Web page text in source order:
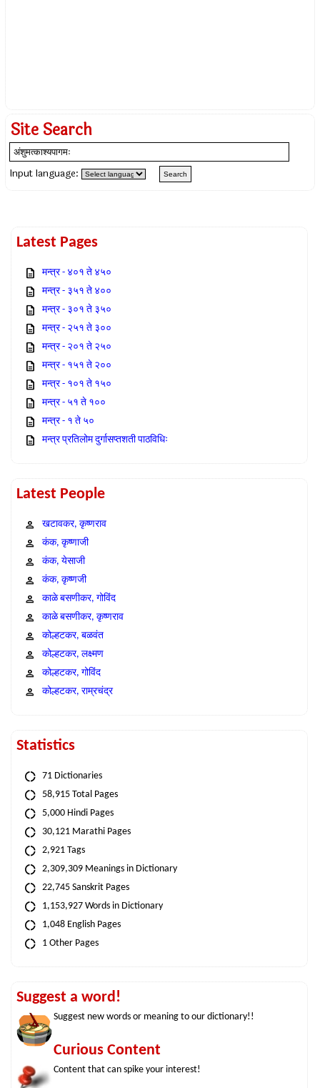
Site Search
Input language:
Latest Pages
मन्त्र - ४०१ ते ४५०
मन्त्र - ३५१ ते ४००
मन्त्र - ३०१ ते ३५०
मन्त्र - २५१ ते ३००
मन्त्र - २०१ ते २५०
मन्त्र - १५१ ते २००
मन्त्र - १०१ ते १५०
मन्त्र - ५१ ते १००
मन्त्र - १ ते ५०
मन्त्र प्रतिलोम दुर्गासप्तशती पाठविधिः
Latest People
खटावकर, कृष्णराव
कंक, कृष्णाजी
कंक, येसाजी
कंक, कृष्णजी
काळे बसणीकर, गोविंद
काळे बसणीकर, कृष्णराव
कोल्हटकर, बळवंत
कोल्हटकर, लक्ष्मण
कोल्हटकर, गोविंद
कोल्हटकर, राम्रचंद्र
Statistics
71 Dictionaries
58,915 Total Pages
5,000 Hindi Pages
30,121 Marathi Pages
2,921 Tags
2,309,309 Meanings in Dictionary
22,745 Sanskrit Pages
1,153,927 Words in Dictionary
1,048 English Pages
1 Other Pages
Suggest a word!
Suggest new words or meaning to our dictionary!!
Curious Content
Content that can spike your interest!